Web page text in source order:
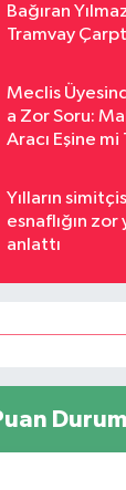
Bağıran
Tramvay
Meclis
a Zor Soru:
Aracı Eşine mi
Yılların
esnaflığın
anlattı